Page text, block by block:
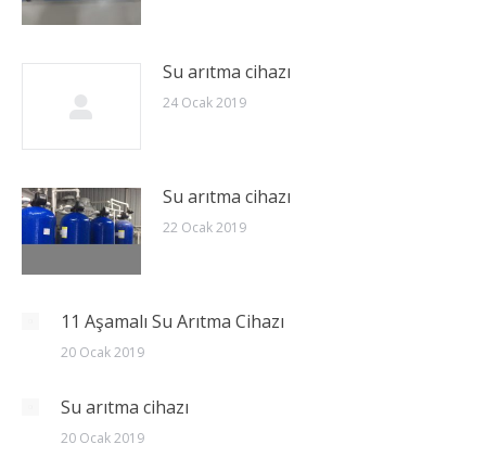
Su arıtma cihazı
24 Ocak 2019
Su arıtma cihazı
22 Ocak 2019
11 Aşamalı Su Arıtma Cihazı
20 Ocak 2019
Su arıtma cihazı
20 Ocak 2019